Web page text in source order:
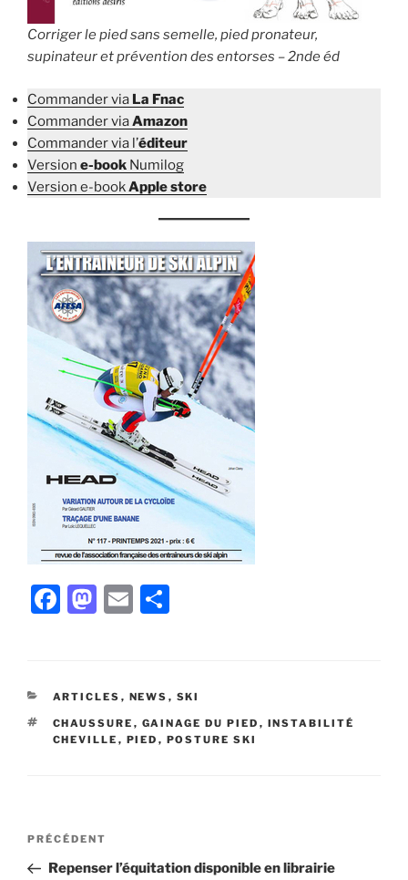
Corriger le pied sans semelle, pied pronateur,
supinateur et prévention des entorses – 2nde éd
Commander via La Fnac
Commander viaAmazon
Commander via l’éditeur
Version e-book Numilog
Version e-bookApple store
F
e
b
o
M
o
d
o
E
l
g
er
CATÉGORIES
ARTICLES , NEWS , SKI
ÉTIQUETTES
CHAUSSURE , GAINAGE DU PIED , INSTABILITÉ
CHEVILLE , PIED , POSTURE SKI
Navigation
Article
précédent
PRÉCÉDENT
Repenser l’équitation disponible en librairie